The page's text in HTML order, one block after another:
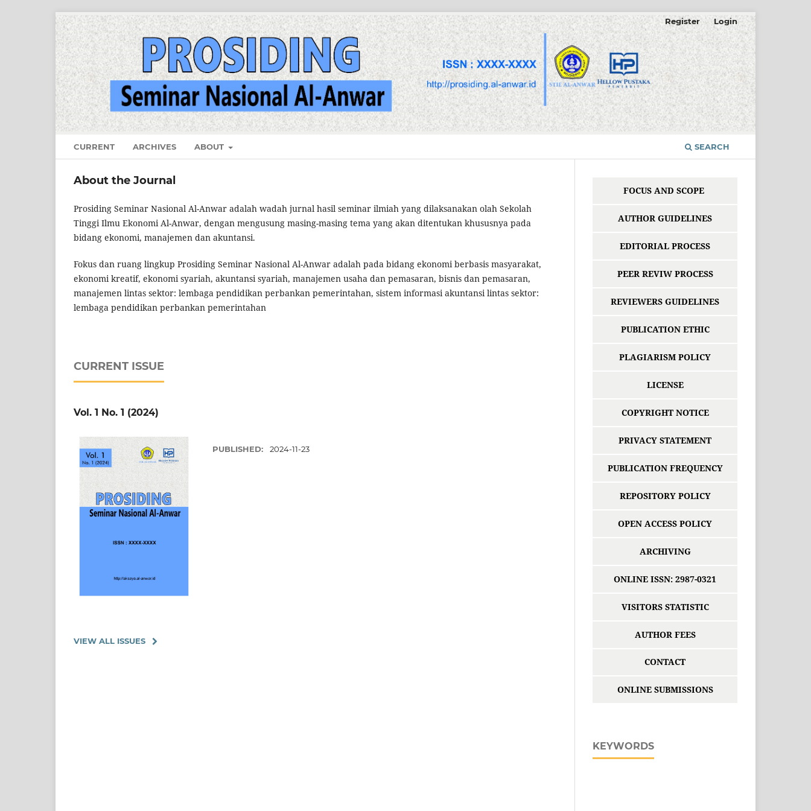
CURRENT ARCHIVES ABOUT SEARCH
Register Login
About the Journal
Prosiding Seminar Nasional Al-Anwar adalah wadah jurnal hasil seminar ilmiah yang dilaksanakan olah Sekolah
Tinggi Ilmu Ekonomi Al-Anwar, dengan mengusung masing-masing tema yang akan ditentukan khususnya pada
bidang ekonomi, manajemen dan akuntansi.
Fokus dan ruang lingkup Prosiding Seminar Nasional Al-Anwar adalah pada bidang ekonomi berbasis masyarakat,
ekonomi kreatif, ekonomi syariah, akuntansi syariah, manajemen usaha dan pemasaran, bisnis dan pemasaran,
manajemen lintas sektor: lembaga pendidikan perbankan pemerintahan, sistem informasi akuntansi lintas sektor:
lembaga pendidikan perbankan pemerintahan
CURRENT ISSUE
Vol. 1 No. 1 (2024)
PUBLISHED: 2024-11-23
VIEW ALL ISSUES
FOCUS AND SCOPE
AUTHOR GUIDELINES
EDITORIAL PROCESS
PEER REVIW PROCESS
REVIEWERS GUIDELINES
PUBLICATION ETHIC
PLAGIARISM POLICY
LICENSE
COPYRIGHT NOTICE
PRIVACY STATEMENT
PUBLICATION FREQUENCY
REPOSITORY POLICY
OPEN ACCESS POLICY
ARCHIVING
ONLINE ISSN: 2987-0321
VISITORS STATISTIC
AUTHOR FEES
CONTACT
ONLINE SUBMISSIONS
KEYWORDS